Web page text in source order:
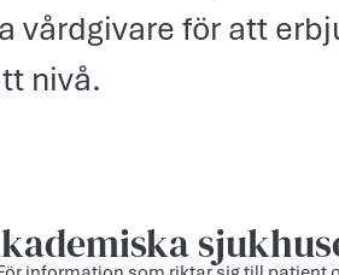
vårdgivare för att
nivå.